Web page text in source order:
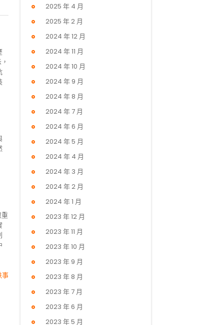
事
2025 年 4 月
2025 年 2 月
2024 年 12 月
2024 年 11 月
2024 年 10 月
2024 年 9 月
2024 年 8 月
2024 年 7 月
2024 年 6 月
2024 年 5 月
2024 年 4 月
2024 年 3 月
2024 年 2 月
2024 年 1 月
2023 年 12 月
2023 年 11 月
2023 年 10 月
2023 年 9 月
2023 年 8 月
2023 年 7 月
2023 年 6 月
2023 年 5 月